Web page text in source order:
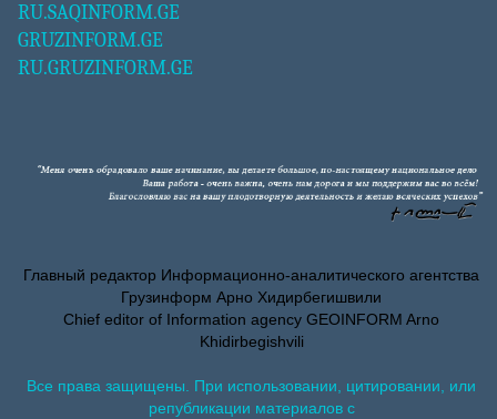
RU.SAQINFORM.GE
GRUZINFORM.GE
RU.GRUZINFORM.GE
Главный редактор Информационно-аналитического агентства
Грузинформ Арно Хидирбегишвили
Chief editor of Information agency GEOINFORM Arno
Khidirbegishvili
Все права защищены. При использовании, цитировании, или
републикации материалов с